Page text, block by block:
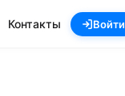
Контакты Войти